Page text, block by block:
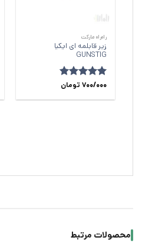
راه‌راه مارکت
زیر قابلمه ای ایکیا
GUNSTIG
امتیاز 5از
700/000 تومان
محصولات مرتبط